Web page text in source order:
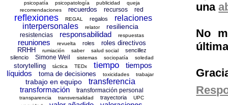
una
No
psicopatía psicopatología publicidad
queja
recomendaciones
recuerdos recursos red
reflexiones REGAL regalos
relaciones
interpersonales
relator resiliencia
resistencias responsabilidad respuestas
reuniones revuelta roles
roles directivos
RRHH
rumiación saber salud social
sencillez
silencio
Simone Weil sistemas sociopatía soledad
storytelling táctica TEDx tiempo
tiempos
líquidos
toma de decisiones toxicidades trabajar
trabajo en equipo
transferencia
transformación
transformación personal
transparencia transversalidad trayectoria
UPC